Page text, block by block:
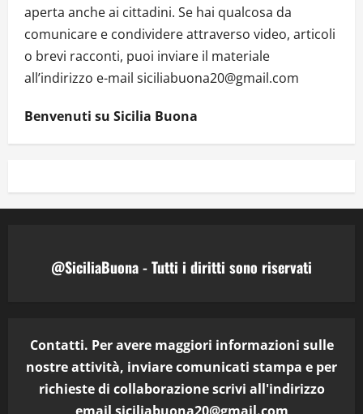
aperta anche ai cittadini. Se hai qualcosa da
comunicare e condividere attraverso video, articoli
o brevi racconti, puoi inviare il materiale
all’indirizzo e-mail siciliabuona20@gmail.com
Benvenuti su Sicilia Buona
@SiciliaBuona - Tutti i diritti sono riservati
Contatti. Per avere maggiori informazioni sulle
nostre attività, inviare comunicati stampa e per
richieste di collaborazione scrivi all'indirizzo